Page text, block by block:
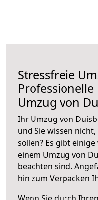
Stressfreie
Umzug von
Ihr Umzug von
und Sie wissen
sollen? Es gibt
einem Umzug von
beachten sind.
hin zum Verpacken